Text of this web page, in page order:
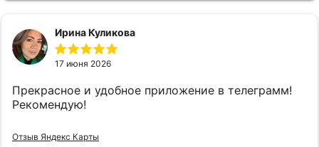
Ирина Куликова
17 июня 2026
Прекрасное и удобное приложение в телеграмм!
Рекомендую!
Отзыв Яндекс Карты